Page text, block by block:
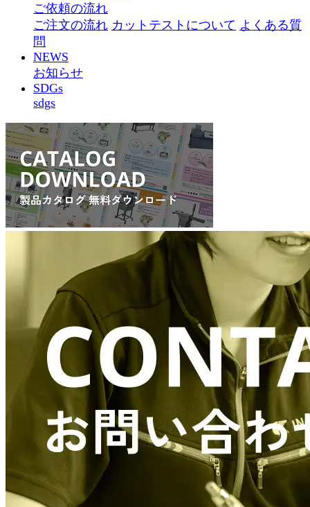
ご依頼の流れ
ご注文の流れ カットテストについて よくある質
問
NEWS
お知らせ
SDGs
sdgs